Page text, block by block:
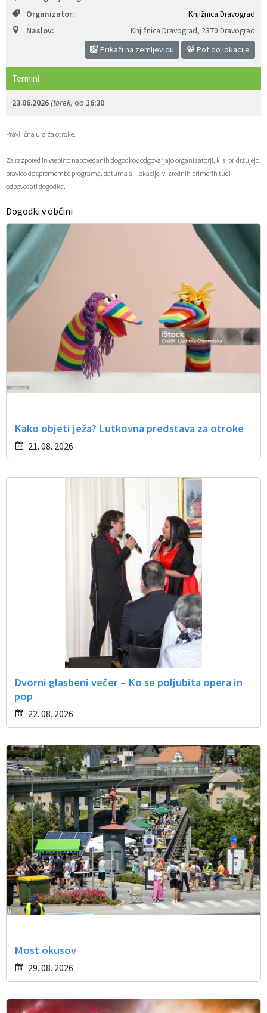
Organizator:
Knjižnica Dravograd
Naslov:
Knjižnica Dravograd, 2370 Dravograd
Prikaži na zemljevidu Pot do lokacije
Termini
23.06.2026 (torek) ob 16:30
Pravljična ura za otroke.
Za razpored in vsebino napovedanih dogodkov odgovarjajo organizatorji, ki si pridržujejo
pravico do spremembe programa, datuma ali lokacije, v izrednih primerih tudi
odpovedati dogodka.
Dogodki v občini
Kako objeti ježa? Lutkovna predstava za otroke
21. 08. 2026
Dvorni glasbeni večer – Ko se poljubita opera in
pop
22. 08. 2026
Most okusov
29. 08. 2026
Zaščita prijaviteljev
Katalog informacij javnega značaja
Fotogalerija
Organigram
Uradne ure
Svet za preventivo in vzgojo v cestnem prometu
Sosvet Občine Dravograd in Policijske postaje Dravograd
Svet koroške regije
Javni razpisi in objave
Lokalne volitve
Projekti in investicije
Z mladinskim delom proti prekarnosti mladih – pilotni projekt – DRAVIT DRAVOGRAD
Lokalni program za mladino 2023 – 2028
Občinski predpisi
Občinski časopis
Proračun občine
Izleti in poti
3D predstavitev občine
Virtualna panorama